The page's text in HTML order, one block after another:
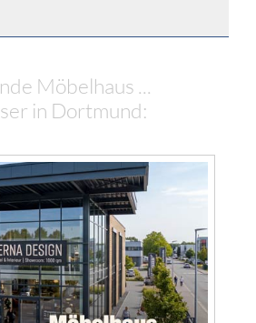
Möbelhaus ...
in Dortmund: